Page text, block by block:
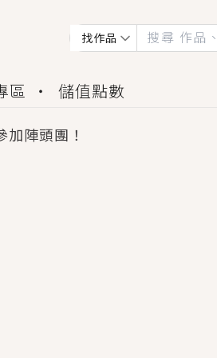
找作品
區 儲值點數
陣頭團！
務與獨享福利！
！前夫失憶移情別戀，她頭
兩位少女，今夏最推純愛GL
力，已中毒Σ>―(〃°ω°〃)♡→
竟是屬於他的停屍櫃？！
他的一生將不由自主追逐著